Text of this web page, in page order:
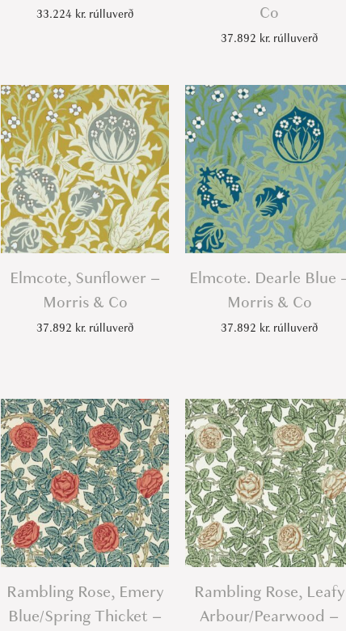
33.224 kr. rúlluverð
Co
37.892 kr. rúlluverð
Elmcote, Sunflower –
Morris & Co
37.892 kr. rúlluverð
Elmcote. Dearle Blue
Morris & Co
37.892 kr. rúlluverð
Rambling Rose, Emery
Blue/Spring Thicket –
Rambling Rose, Leafy
Arbour/Pearwood –